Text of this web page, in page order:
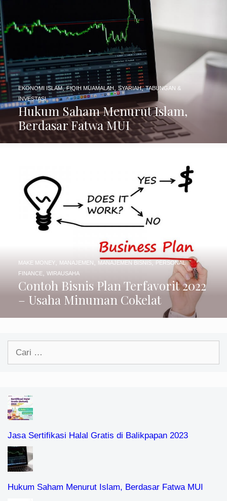
Hukum Saham Menurut Islam,
Berdasar Fatwa MUI
EKONOMI ISLAM,FIQIH MUAMALAH, SYARIAH,TABUNGAN &
INVESTASI
Contoh Bisnis Plan Terfavorit 2022
– Usaha Minuman Cokelat
MAKE MONEY, MANAJEMEN MANAJEMEN BISNIS,PERSONAL
FINANCE, WIRAUSAHA
Cari
Jasa Sertifikasi Halal Gratis di Balikpapan 2023
Hukum Saham Menurut Islam, Berdasar Fatwa MUI